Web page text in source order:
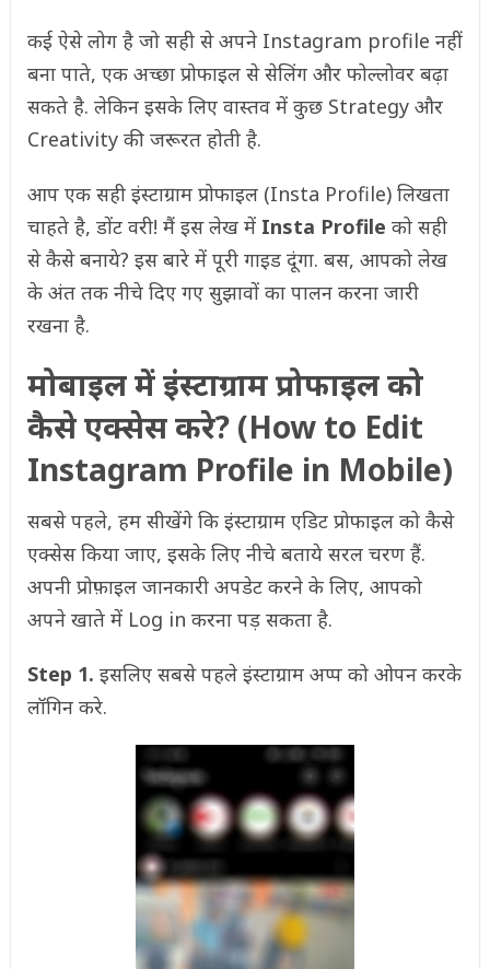
कई ऐसे लोग है जो सही से अपने Instagram profile नहीं
बना पाते, एक अच्छा प्रोफाइल से सेलिंग और फोल्लोवर बढ़ा
सकते है. लेकिन इसके लिए वास्तव में कुछ Strategy और
Creativity की जरूरत होती है.
आप एक सही इंस्टाग्राम प्रोफाइल (Insta Profile) लिखता
चाहते है, डोंट वरी! मैं इस लेख में Insta Profile को सही
से कैसे बनाये? इस बारे में पूरी गाइड दूंगा. बस, आपको लेख
के अंत तक नीचे दिए गए सुझावों का पालन करना जारी
रखना है.
मोबाइल में इंस्टाग्राम प्रोफाइल को
कैसे एक्सेस करे? (How to Edit
Instagram Profile in Mobile)
सबसे पहले, हम सीखेंगे कि इंस्टाग्राम एडिट प्रोफाइल को कैसे
एक्सेस किया जाए, इसके लिए नीचे बताये सरल चरण हैं.
अपनी प्रोफ़ाइल जानकारी अपडेट करने के लिए, आपको
अपने खाते में Log in करना पड़ सकता है.
Step 1. इसलिए सबसे पहले इंस्टाग्राम अप्प को ओपन करके
लॉगिन करे.